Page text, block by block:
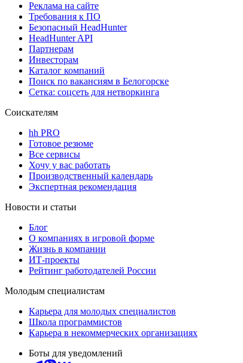
Реклама на сайте
Требования к ПО
Безопасный HeadHunter
HeadHunter API
Партнерам
Инвесторам
Каталог компаний
Поиск по вакансиям в Белогорске
Сетка: соцсеть для нетворкинга
Соискателям
hh PRO
Готовое резюме
Все сервисы
Хочу у вас работать
Производственный календарь
Экспертная рекомендация
Новости и статьи
Блог
О компаниях в игровой форме
Жизнь в компании
ИТ-проекты
Рейтинг работодателей России
Молодым специалистам
Карьера для молодых специалистов
Школа программистов
Карьера в некоммерческих организациях
Боты для уведомлений